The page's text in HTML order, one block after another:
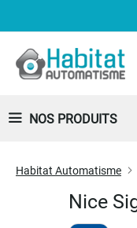
NOS PRODUITS
Habitat Automatisme
Nice